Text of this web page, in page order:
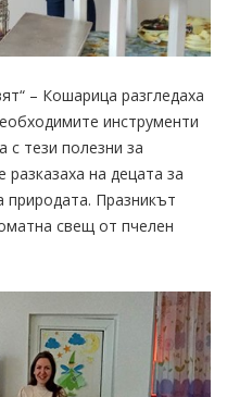
– Кошарица разгледаха
инструменти
с тези полезни за
на децата за
природата. Празникът
свещ от пчелен